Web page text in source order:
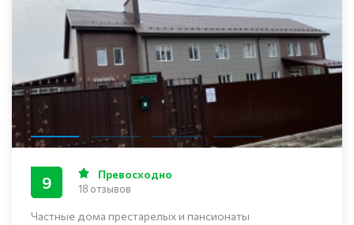
Частные дома престарелых и пансионаты
9 Превосходно
18 отзывов